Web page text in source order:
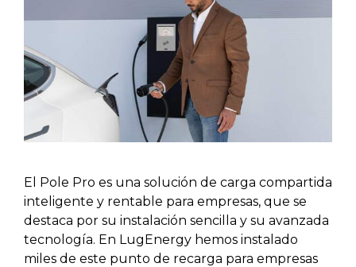
El Pole Pro es una solución de carga compartida
inteligente y rentable para empresas, que se
destaca por su instalación sencilla y su avanzada
tecnología. En LugEnergy hemos instalado
miles de este punto de recarga para empresas